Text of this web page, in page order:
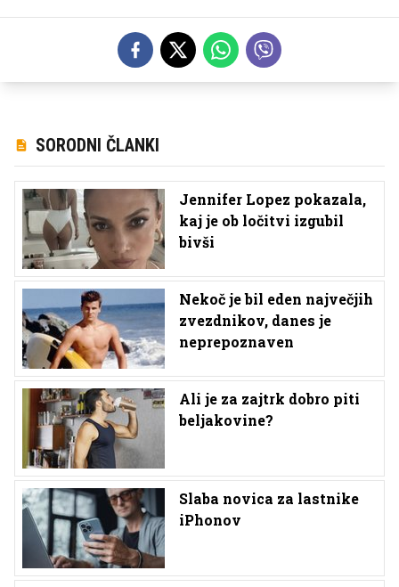
SORODNI ČLANKI
Jennifer Lopez pokazala,
kaj je ob ločitvi izgubil
bivši
Nekoč je bil eden največjih
zvezdnikov, danes je
neprepoznaven
Ali je za zajtrk dobro piti
beljakovine?
Slaba novica za lastnike
iPhonov